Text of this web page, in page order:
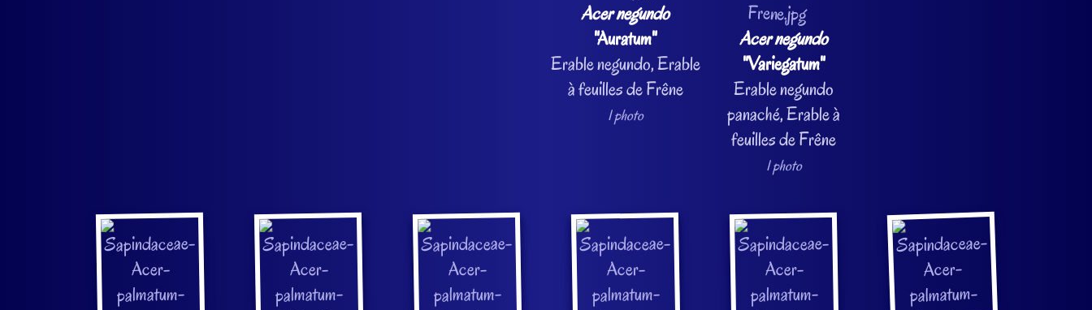
Acer negundo
"Auratum"
Erable negundo, Erable
à feuilles de Frêne
1 photo
Acer negundo
"Variegatum"
Erable negundo
panaché, Erable à
feuilles de Frêne
1 photo